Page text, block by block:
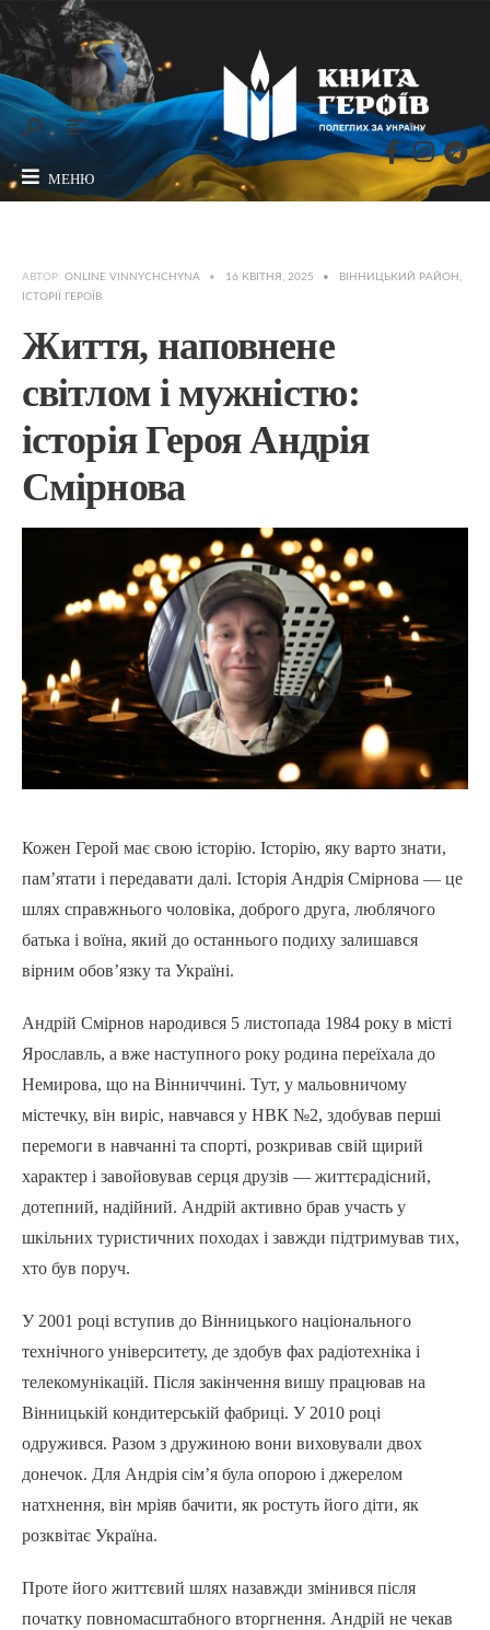
МЕНЮ
АВТОР: ONLINE VINNYCHCHYNA • 16 КВІТНЯ, 2025 • ВІННИЦЬКИЙ РАЙОН ,
ІСТОРІЇ ГЕРОЇВ
Життя, наповнене
світлом і мужністю:
історія Героя Андрія
Смірнова
Кожен Герой має свою історію. Історію, яку варто знати,
пам’ятати і передавати далі. Історія Андрія Смірнова — це
шлях справжнього чоловіка, доброго друга, люблячого
батька і воїна, який до останнього подиху залишався
вірним обов’язку та Україні.
Андрій Смірнов народився 5 листопада 1984 року в місті
Ярославль, а вже наступного року родина переїхала до
Немирова, що на Вінниччині. Тут, у мальовничому
містечку, він виріс, навчався у НВК №2, здобував перші
перемоги в навчанні та спорті, розкривав свій щирий
характер і завойовував серця друзів — життєрадісний,
дотепний, надійний. Андрій активно брав участь у
шкільних туристичних походах і завжди підтримував тих,
хто був поруч.
У 2001 році вступив до Вінницького національного
технічного університету, де здобув фах радіотехніка і
телекомунікацій. Після закінчення вишу працював на
Вінницькій кондитерській фабриці. У 2010 році
одружився. Разом з дружиною вони виховували двох
донечок. Для Андрія сім’я була опорою і джерелом
натхнення, він мріяв бачити, як ростуть його діти, як
розквітає Україна.
Проте його життєвий шлях назавжди змінився після
початку повномасштабного вторгнення. Андрій не чекав